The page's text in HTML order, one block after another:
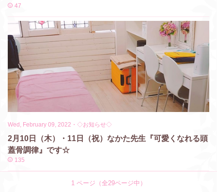
47
Wed, February 09, 2022 ・ ◇お知らせ◇
2月10日（木）・11日（祝）なかた先生『可愛くなれる頭
蓋骨調律』です☆
135
1ページ（全29ページ中）